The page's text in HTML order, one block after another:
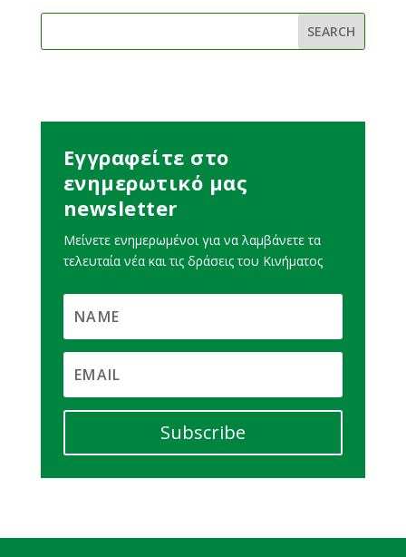
Εγγραφείτε στο
ενημερωτικό μας
newsletter
Μείνετε ενημερωμένοι για να λαμβάνετε τα
τελευταία νέα και τις δράσεις του Κινήματος
Subscribe